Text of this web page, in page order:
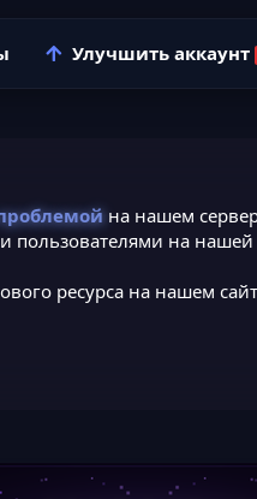
Улучшить аккаунт
на нашем
на нашей
ресурса на нашем